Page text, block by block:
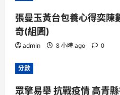
張曼玉黃台包養心得奕陳
奇(組圖)
admin 8 小時 ago 0
分數
眾擎易舉 抗戰疫情 高青